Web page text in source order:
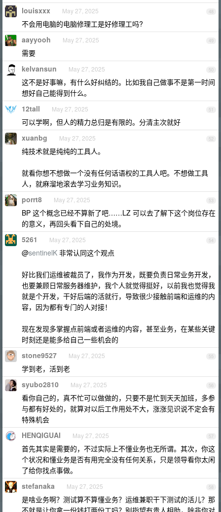
48
louisxxx May 27, 2025
不会用电脑的电脑修理工是好修理工吗?
49
aayyooh May 27, 2025
需要
50
kelvansun May 27, 2025
这不是好事嘛，有什么好纠结的。比如我自己做事不是第一时间
想好自己能得到什么。
51
12tall May 27, 2025
可以学啊，但人的精力总归是有限的。分清主次就好
52
xuanbg May 27, 2025
纯技术就是纯纯的工具人。
就看你想不想做一个没有任何话语权的工具人吧。不想做工具
人，就麻溜地滚去学习业务知识。
53
porrt8 May 27, 2025
BP 这个概念已经不算新了吧……LZ 可以去了解下这个岗位存在
的意义，再回头看下自己的处境。
54
5261 May 27, 2025
@sentinelK 非常认同这个观点
好比我们运维被裁员了，我作为开发，既要负责日常业务开发，
也要兼顾日常服务器维护，我个人就觉得挺好，以前我也觉得我
就是个开发，干好后端的活就行，导致很少接触前端和运维的内
容，因为都有专门的人对接！
现在发现多掌握点前端或者运维的内容，甚至业务，在某些关键
时刻还是能多给自己一些机会的
55
stone9527 May 27, 2025
学到老，活到老
56
syubo2810 May 27, 2025
看你自己的，真不忙可以做做的，只要不是忙到天天加班，多参
与都有好处的，就算对以后工作用处不大，涨涨见识说不定会有
特殊机会
57
HENQIGUAI May 27, 2025
首先其实是需要的，不过实际上不懂业务也无所谓。其次，你这
个状况和懂业务是否有用完全没有任何关系，只是领导看你太闲
了给你找点事做。
58
stefanaka May 27, 2025
是啥业务啊？测试算不算懂业务？运维兼职干下测试的活儿？那
不就是让你拿一份钱打两份工吗？别指望有贵人相助，除非你对